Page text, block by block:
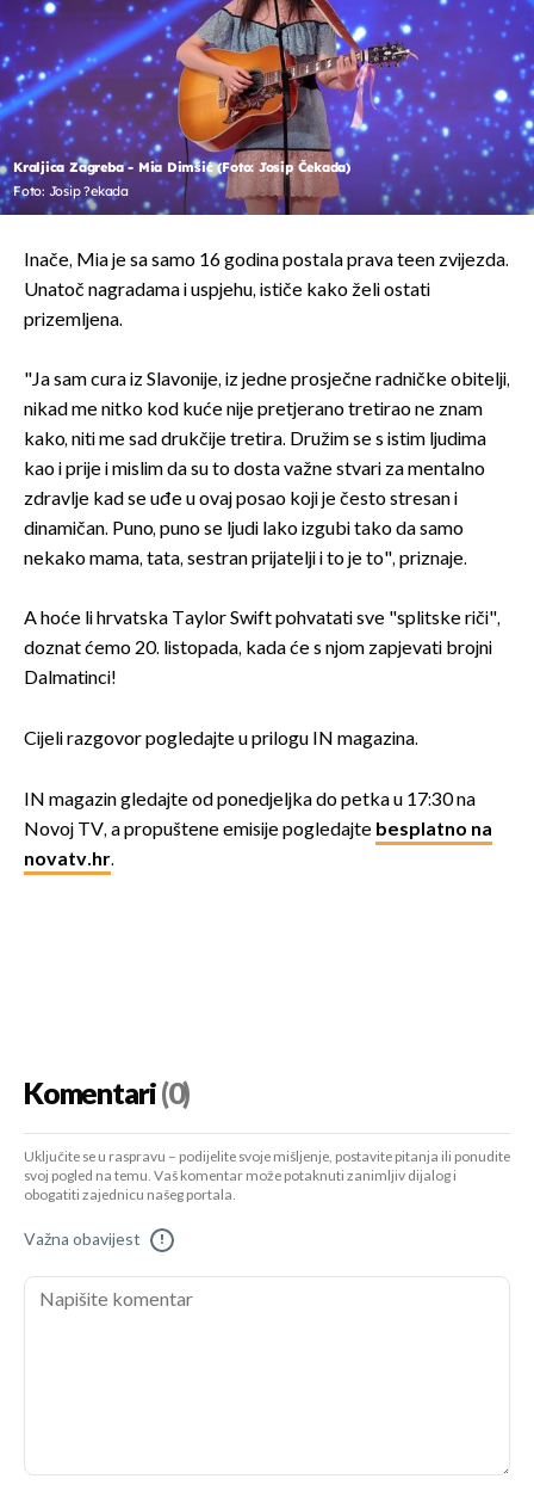
Kraljica Zagreba - Mia Dimšić (Foto: Josip Čekada)
Foto: Josip ?ekada
Inače, Mia je sa samo 16 godina postala prava teen zvijezda.
Unatoč nagradama i uspjehu, ističe kako želi ostati
prizemljena.
"Ja sam cura iz Slavonije, iz jedne prosječne radničke obitelji,
nikad me nitko kod kuće nije pretjerano tretirao ne znam
kako, niti me sad drukčije tretira. Družim se s istim ljudima
kao i prije i mislim da su to dosta važne stvari za mentalno
zdravlje kad se uđe u ovaj posao koji je često stresan i
dinamičan. Puno, puno se ljudi lako izgubi tako da samo
nekako mama, tata, sestran prijatelji i to je to", priznaje.
A hoće li hrvatska Taylor Swift pohvatati sve "splitske riči",
doznat ćemo 20. listopada, kada će s njom zapjevati brojni
Dalmatinci!
Cijeli razgovor pogledajte u prilogu IN magazina.
IN magazin gledajte od ponedjeljka do petka u 17:30 na
Novoj TV, a propuštene emisije pogledajte besplatno na
novatv.hr.
Komentari(0)
Uključite se u raspravu – podijelite svoje mišljenje, postavite pitanja ili ponudite
svoj pogled na temu. Vaš komentar može potaknuti zanimljiv dijalog i
obogatiti zajednicu našeg portala.
Važna obavijest !